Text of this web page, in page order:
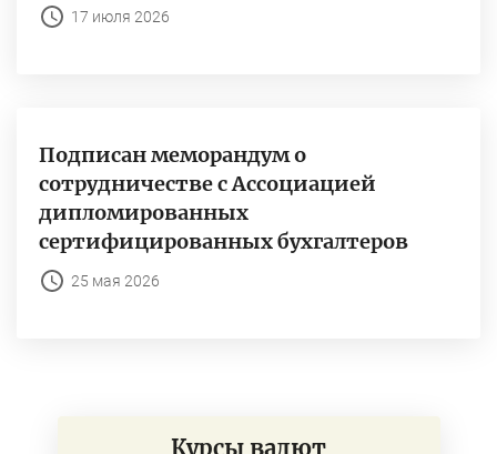
17 июля 2026
Подписан меморандум о
сотрудничестве с Ассоциацией
дипломированных
сертифицированных бухгалтеров
25 мая 2026
Курсы валют